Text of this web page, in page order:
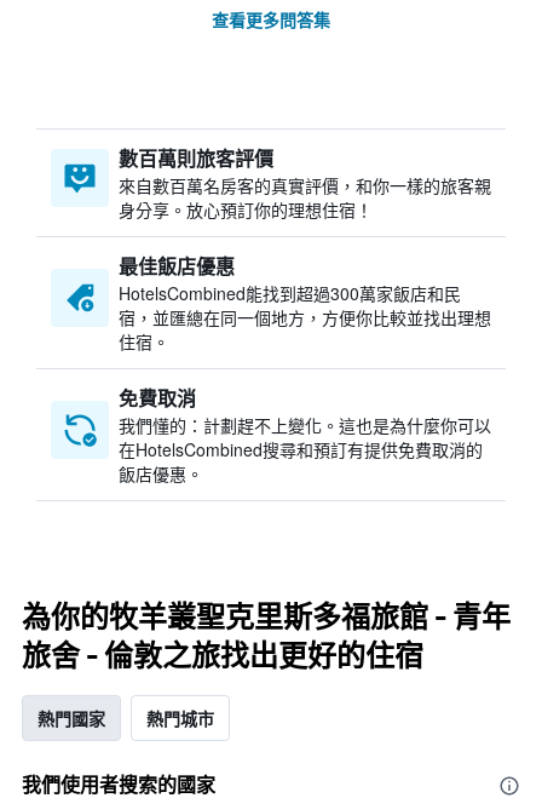
查看更多問答集
數百萬則旅客評價
來自數百萬名房客的真實評價，和你一樣的旅客親
身分享。放心預訂你的理想住宿！
最佳飯店優惠
HotelsCombined​能找到超過300萬家飯店和民
宿，並匯總在同一個地方，方便你比較並找出理想
住宿。
免費取消
我們懂的：計劃趕不上變化。這也是為什麼你可以
在HotelsCombined搜尋和預訂有提供免費取消的
飯店優惠。
為你的牧羊叢聖克里斯多福旅館 - 青年
旅舍 - 倫敦之旅找出更好的住宿
熱門國家 熱門城市
我們使用者搜索的國家